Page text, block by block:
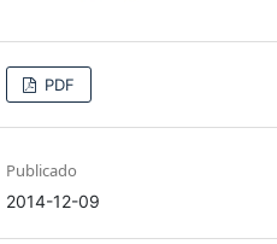
PDF
Publicado
2014-12-09